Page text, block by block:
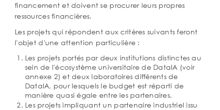
financement et doivent se procurer leurs propres
ressources financières.
Les projets qui répondent aux critères suivants feront
l'objet d'une attention particulière :
Les projets portés par deux institutions distinctes au
sein de l'écosystème universitaire de DataIA (voir
annexe 2) et deux laboratoires différents de
DataIA, pour lesquels le budget est réparti de
manière quasi égale entre les partenaires.
Les projets impliquant un partenaire industriel issu